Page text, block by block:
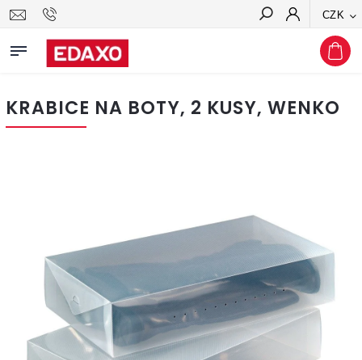
CZK
Hledat
KRABICE NA BOTY, 2 KUSY, WENKO